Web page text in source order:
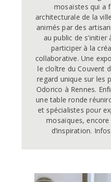
mosaïstes qui a
architecturale de la
animés par des
au public de
participer à la
collaborative. Une
le cloître du Couvent
regard unique sur les
Odorico à Rennes.
une table ronde
et spécialistes pour
mosaïques, encore